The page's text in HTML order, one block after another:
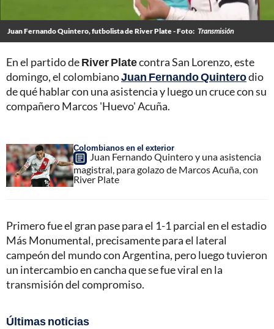
Juan Fernando Quintero, futbolista de River Plate - Foto: Transmisión
En el partido deRiver Platecontra San Lorenzo, este
domingo, el colombianoJuan Fernando Quinterodio
de qué hablar con una asistencia y luego un cruce con su
compañero Marcos 'Huevo' Acuña.
Colombianos en el exterior
Juan Fernando Quintero y una asistencia
magistral, para golazo de Marcos Acuña, con
River Plate
Primero fue el gran pase para el 1-1 parcial en el estadio
Más Monumental, precisamente para el lateral
campeón del mundo con Argentina, pero luego tuvieron
un intercambio en cancha que se fue viral en la
transmisión del compromiso.
Últimas noticias